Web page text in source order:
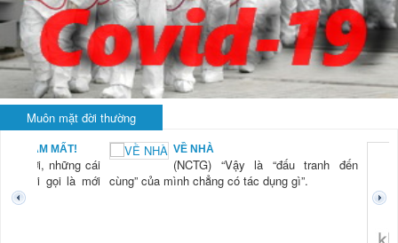
Muôn mặt đời thường
NAM MẤT!
“Xời, những cái
mới gọi là mới
VỀ NHÀ
(NCTG) “Vậy là “đấu tranh đến
cùng” của mình chẳng có tác dụng gì”.